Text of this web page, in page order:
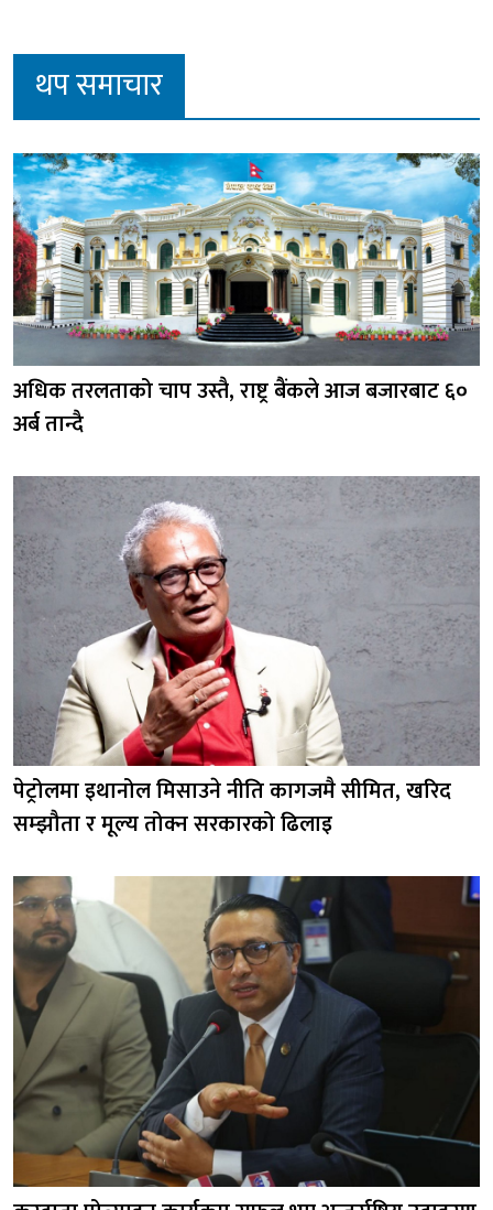
थप समाचार
अधिक तरलताको चाप उस्तै, राष्ट्र बैंकले आज बजारबाट ६०
अर्ब तान्दै
पेट्रोलमा इथानोल मिसाउने नीति कागजमै सीमित, खरिद
सम्झौता र मूल्य तोक्न सरकारको ढिलाइ